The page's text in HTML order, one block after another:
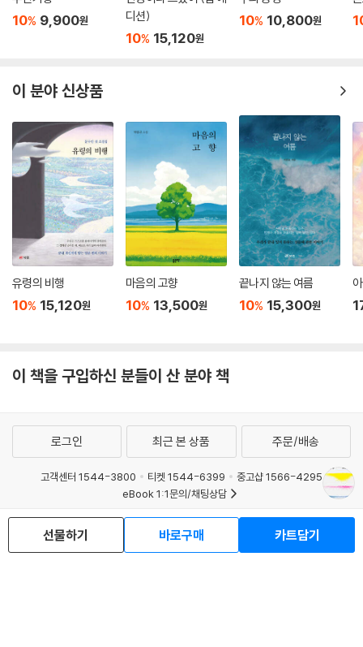
10% 9,900원
디션)
10% 15,120원
10% 10,800원
이 분야 신상품
유령의 비행
10% 15,120원
마음의 고향
10% 13,500원
끝나지 않는 여름
10% 15,300원
이 책을 구입하신 분들이 산 분야 책
선물하기 바로구매 카트담기
로그인 최근 본 상품 주문/배송
고객센터 1544-3800 티켓 1544-6399
중고샵 1566-4295
eBook 1:1문의/채팅상담
예스이십사(주) 사업자 정보
이용약관
개인정보처리방침
청소년보호정책